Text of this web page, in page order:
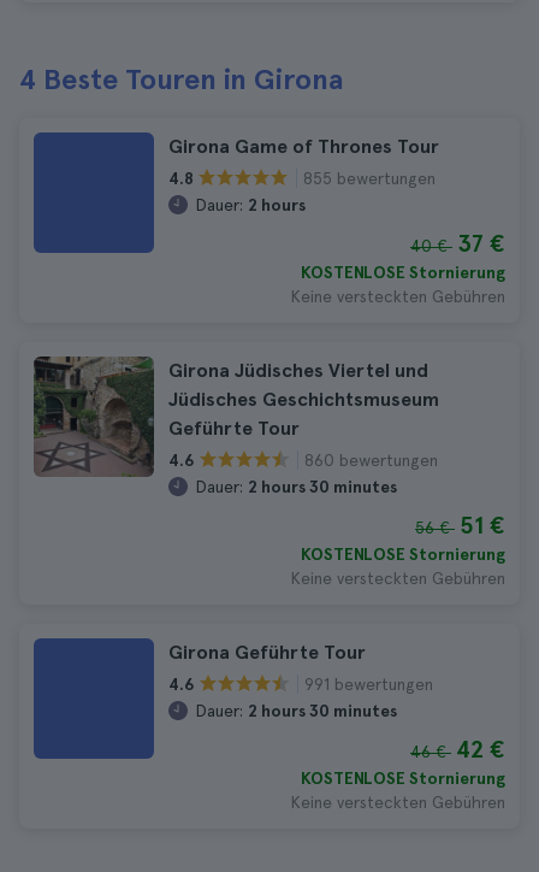
4 Beste Touren in Girona
Girona Game of Thrones Tour
4.8
855 bewertungen
Dauer: 2 hours
40 € 37 €
KOSTENLOSE Stornierung
Keine versteckten Gebühren
Girona Jüdisches Viertel und
Jüdisches Geschichtsmuseum
Geführte Tour
4.6
860 bewertungen
Dauer: 2 hours 30 minutes
56 € 51 €
KOSTENLOSE Stornierung
Keine versteckten Gebühren
Girona Geführte Tour
4.6
991 bewertungen
Dauer: 2 hours 30 minutes
46 € 42 €
KOSTENLOSE Stornierung
Keine versteckten Gebühren